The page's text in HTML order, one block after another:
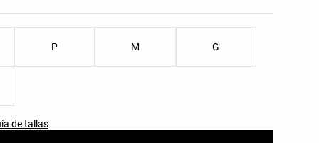
del producto
P M G
de tallas